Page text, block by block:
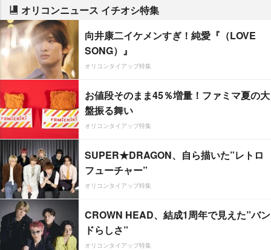
オリコンニュース イチオシ特集
向井康二イケメンすぎ！純愛『（LOVE
SONG）』
オリコンタイアップ特集
お値段そのまま45％増量！ファミマ夏の大
盤振る舞い
オリコンタイアップ特集
SUPER★DRAGON、自ら描いた”レトロ
フューチャー”
オリコンタイアップ特集
CROWN HEAD、結成1周年で見えた”バン
ドらしさ”
オリコンタイアップ特集